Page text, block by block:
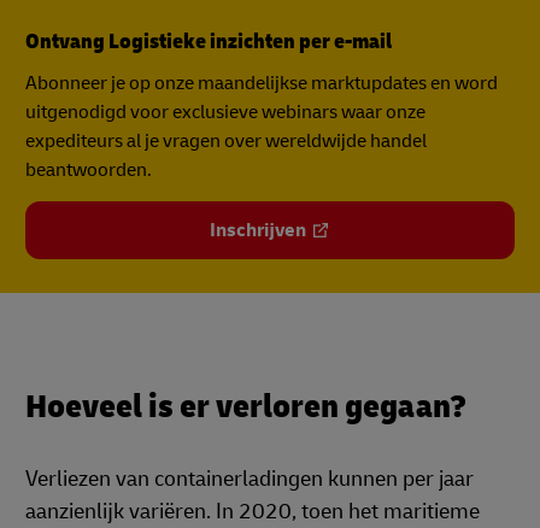
Ontvang Logistieke inzichten per e-mail
Abonneer je op onze maandelijkse marktupdates en word
uitgenodigd voor exclusieve webinars waar onze
expediteurs al je vragen over wereldwijde handel
beantwoorden.
Inschrijven
Hoeveel is er verloren gegaan?
Verliezen van containerladingen kunnen per jaar
aanzienlijk variëren. In 2020, toen het maritieme